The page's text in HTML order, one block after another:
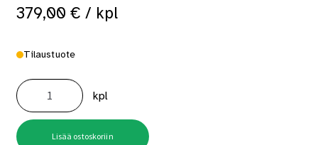
379,00 € / kpl
Tilaustuote
BOBI
JUMBO
st9005i,
struktuurimusta
rs
postilaatikko
määrä
kpl
Lisää ostoskoriin